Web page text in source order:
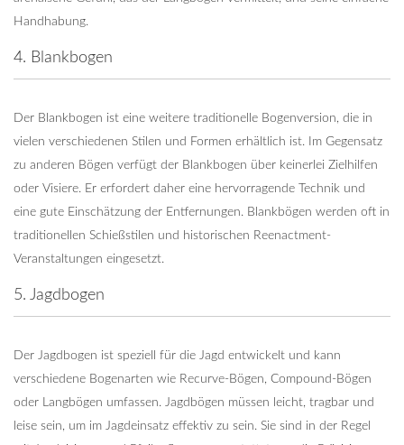
Handhabung.
4. Blankbogen
Der Blankbogen ist eine weitere traditionelle Bogenversion, die in
vielen verschiedenen Stilen und Formen erhältlich ist. Im Gegensatz
zu anderen Bögen verfügt der Blankbogen über keinerlei Zielhilfen
oder Visiere. Er erfordert daher eine hervorragende Technik und
eine gute Einschätzung der Entfernungen. Blankbögen werden oft in
traditionellen Schießstilen und historischen Reenactment-
Veranstaltungen eingesetzt.
5. Jagdbogen
Der Jagdbogen ist speziell für die Jagd entwickelt und kann
verschiedene Bogenarten wie Recurve-Bögen, Compound-Bögen
oder Langbögen umfassen. Jagdbögen müssen leicht, tragbar und
leise sein, um im Jagdeinsatz effektiv zu sein. Sie sind in der Regel